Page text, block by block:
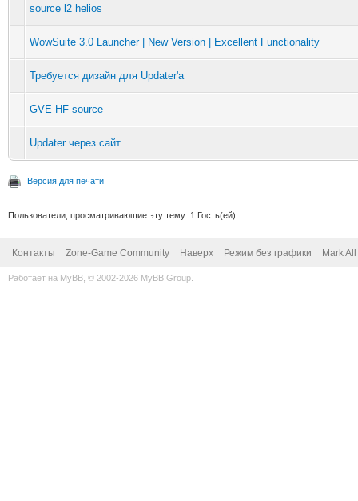
source l2 helios
WowSuite 3.0 Launcher | New Version | Excellent Functionality
Требуется дизайн для Updater'a
GVE HF source
Updater через сайт
Версия для печати
Пользователи, просматривающие эту тему: 1 Гость(ей)
Контакты Zone-Game Community Наверх Режим без графики Mark
Работает на MyBB , © 2002-2026 MyBB Group